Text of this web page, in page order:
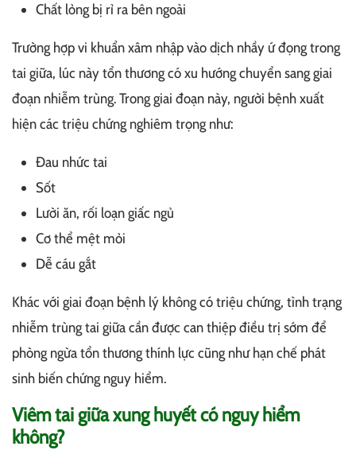
Chất lỏng bị rỉ ra bên ngoài
Trường hợp vi khuẩn xâm nhập vào dịch nhầy ứ đọng trong
tai giữa, lúc này tổn thương có xu hướng chuyển sang giai
đoạn nhiễm trùng. Trong giai đoạn này, người bệnh xuất
hiện các triệu chứng nghiêm trọng như:
Đau nhức tai
Sốt
Lười ăn, rối loạn giấc ngủ
Cơ thể mệt mỏi
Dễ cáu gắt
Khác với giai đoạn bệnh lý không có triệu chứng, tình trạng
nhiễm trùng tai giữa cần được can thiệp điều trị sớm để
phòng ngừa tổn thương thính lực cũng như hạn chế phát
sinh biến chứng nguy hiểm.
Viêm tai giữa xung huyết có nguy hiểm
không?